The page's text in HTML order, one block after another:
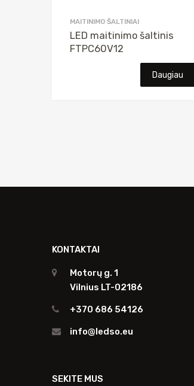
MAITINIMO ŠALTINIAI
LED maitinimo šaltinis
FTPC60V12
Daugiau
KONTAKTAI
Motorų g. 1
Vilnius LT-02186
+370 686 54126
info@ledso.eu
SEKITE MUS